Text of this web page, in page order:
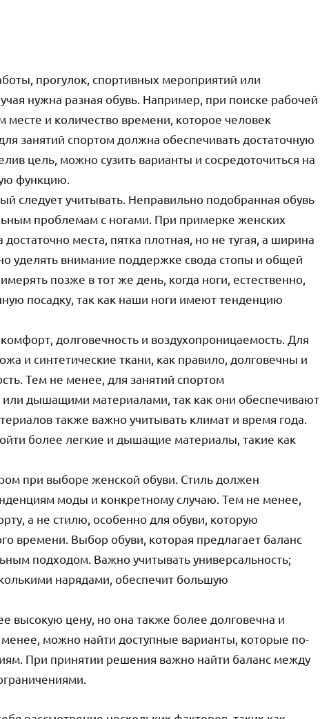
прогулок, спортивных мероприятий или
нужна разная обувь. Например, при поиске рабочей
месте и количество времени, которое человек
занятий спортом должна обеспечивать достаточную
цель, можно сузить варианты и сосредоточиться на
функцию.
следует учитывать. Неправильно подобранная обувь
проблемам с ногами. При примерке женских
места, пятка плотная, но не тугая, а ширина
уделять внимание поддержке свода стопы и общей
позже в тот же день, когда ноги, естественно,
посадку, так как наши ноги имеют тенденцию
долговечность и воздухопроницаемость. Для
и синтетические ткани, как правило, долговечны и
Тем не менее, для занятий спортом
или дышащими материалами, так как они обеспечивают
также важно учитывать климат и время года.
более легкие и дышащие материалы, такие как
при выборе женской обуви. Стиль должен
моды и конкретному случаю. Тем не менее,
а не стилю, особенно для обуви, которую
времени. Выбор обуви, которая предлагает баланс
подходом. Важно учитывать универсальность;
нарядами, обеспечит большую
высокую цену, но она также более долговечна и
можно найти доступные варианты, которые по-
При принятии решения важно найти баланс между